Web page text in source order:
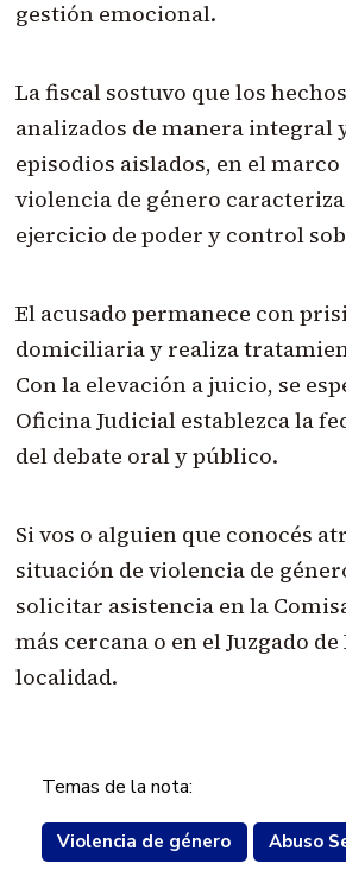
gestión emocional.
La fiscal sostuvo que los
analizados de manera integral
episodios aislados, en el
violencia de género
ejercicio de poder y control
El acusado permanece con
domiciliaria y realiza
Con la elevación a juicio, se
Oficina Judicial establezca la
del debate oral y público.
Si vos o alguien que conocés
situación de violencia de
solicitar asistencia en la
más cercana o en el Juzgado de
localidad.
Temas de la nota:
Violencia de género Abuso